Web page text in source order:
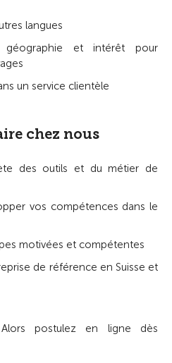
langues
géographie et intérêt pour
un service clientèle
chez nous
des outils et du métier de
vos compétences dans le
motivées et compétentes
de référence en Suisse et
postulez en ligne dès